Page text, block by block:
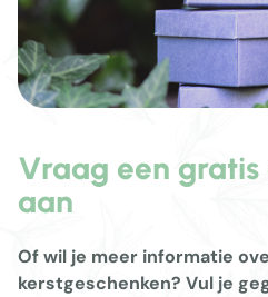
Vraag een gratis
aan
Of wil je meer informatie
kerstgeschenken? Vul je